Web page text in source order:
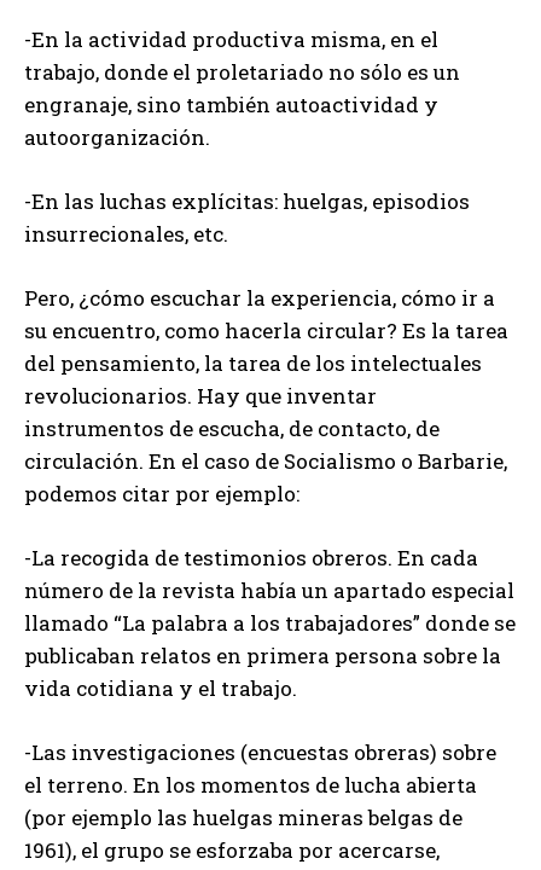
-En la actividad productiva misma, en el
trabajo, donde el proletariado no sólo es un
engranaje, sino también autoactividad y
autoorganización.
-En las luchas explícitas: huelgas, episodios
insurrecionales, etc.
Pero, ¿cómo escuchar la experiencia, cómo ir a
su encuentro, como hacerla circular? Es la tarea
del pensamiento, la tarea de los intelectuales
revolucionarios. Hay que inventar
instrumentos de escucha, de contacto, de
circulación. En el caso de Socialismo o Barbarie,
podemos citar por ejemplo:
-La recogida de testimonios obreros. En cada
número de la revista había un apartado especial
llamado “La palabra a los trabajadores” donde se
publicaban relatos en primera persona sobre la
vida cotidiana y el trabajo.
-Las investigaciones (encuestas obreras) sobre
el terreno. En los momentos de lucha abierta
(por ejemplo las huelgas mineras belgas de
1961), el grupo se esforzaba por acercarse,